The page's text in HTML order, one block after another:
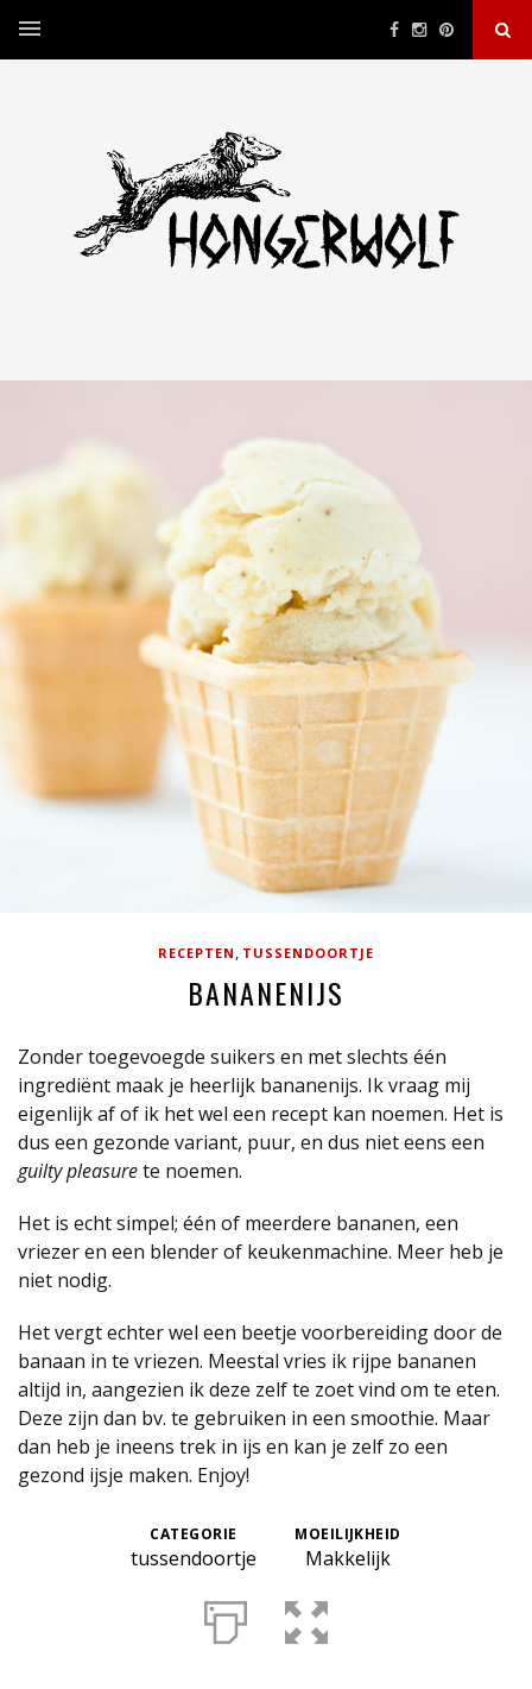
RECEPTEN , TUSSENDOORTJE
BANANENIJS
Zonder toegevoegde suikers en met slechts één
ingrediënt maak je heerlijk bananenijs. Ik vraag mij
eigenlijk af of ik het wel een recept kan noemen. Het is
dus een gezonde variant, puur, en dus niet eens een
guilty pleasurete noemen.
Het is echt simpel; één of meerdere bananen, een
vriezer en een blender of keukenmachine. Meer heb je
niet nodig.
Het vergt echter wel een beetje voorbereiding door de
banaan in te vriezen. Meestal vries ik rijpe bananen
altijd in, aangezien ik deze zelf te zoet vind om te eten.
Deze zijn dan bv. te gebruiken in een smoothie. Maar
dan heb je ineens trek in ijs en kan je zelf zo een
gezond ijsje maken. Enjoy!
CATEGORIE
tussendoortje
MOEILIJKHEID
Makkelijk